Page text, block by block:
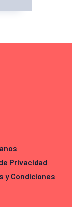
Privacidad
y Condiciones